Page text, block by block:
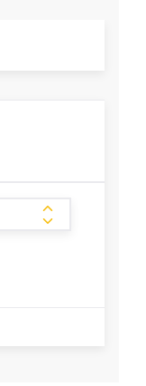
form.increase-